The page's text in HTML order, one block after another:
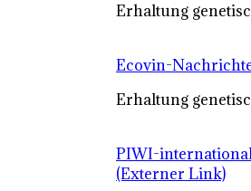
Erhaltung
Ecovin-
Erhaltung
PIWI-
(Externer Link)